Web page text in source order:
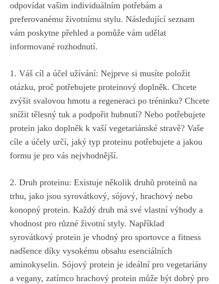
odpovídat ⁢vašim individuálním potřebám a
‌preferovanému životnímu stylu. Následující seznam
vám poskytne přehled a pomůže vám udělat
informované ⁣rozhodnutí.
1. Váš ‌cíl a ‌účel užívání: Nejprve⁢ si⁢ musíte ​položit
otázku, proč potřebujete proteinový doplněk. Chcete
zvýšit svalovou hmotu a regeneraci po tréninku? Chcete
snížit tělesný tuk ⁣a ⁣podpořit hubnutí? Nebo⁤ potřebujete
protein jako doplněk k vaší vegetariánské stravě? Vaše‍
cíle⁣ a ‌účely⁤ určí, jaký typ proteinu potřebujete⁢ a jakou
formu je pro vás nejvhodnější.
2. Druh proteinu: Existuje několik druhů proteinů na
trhu, ⁤jako‌ jsou⁣ syrovátkový, sójový, hrachový nebo
konopný protein. Každý druh má své vlastní⁢ výhody ‍a
vhodnost pro ‌různé‍ životní styly. Například‍
syrovátkový protein je vhodný pro sportovce a​ fitness
nadšence díky‍ vysokému obsahu esenciálních ​
aminokyselin. Sójový⁣ protein je‍ ideální pro vegetariány
a⁤ vegany, zatímco hrachový ⁤protein ‍může být dobrý pro